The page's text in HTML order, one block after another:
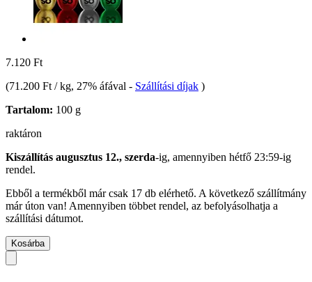
7.120 Ft
(71.200 Ft / kg, 27% áfával - Szállítási díjak )
Tartalom: 100 g
raktáron
Kiszállítás augusztus 12., szerda-ig, amennyiben hétfő 23:59-ig
rendel.
Ebből a termékből már csak 17 db elérhető. A következő szállítmány
már úton van! Amennyiben többet rendel, az befolyásolhatja a
szállítási dátumot.
Kosárba